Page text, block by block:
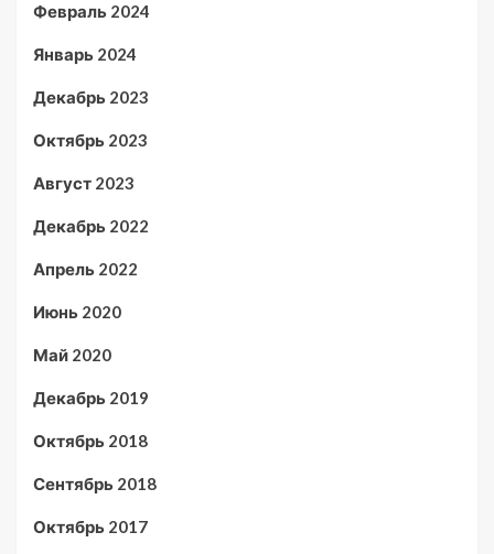
Февраль 2024
Январь 2024
Декабрь 2023
Октябрь 2023
Август 2023
Декабрь 2022
Апрель 2022
Июнь 2020
Май 2020
Декабрь 2019
Октябрь 2018
Сентябрь 2018
Октябрь 2017